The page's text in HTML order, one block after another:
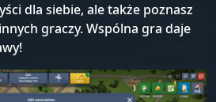
dla siebie, ale także poznasz
graczy. Wspólna gra daje